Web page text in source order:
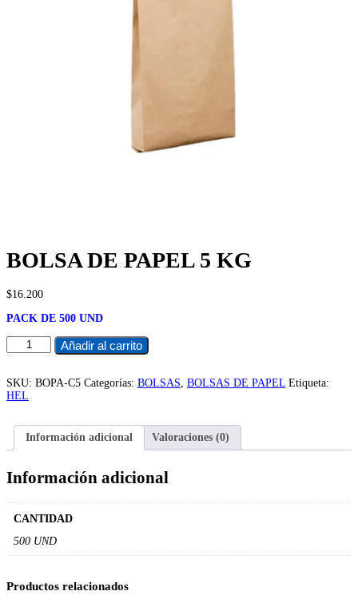
BOLSA DE PAPEL 5 KG
$16.200
PACK DE 500 UND
BOLSA
DE
5
KG
Añadir al carrito
SKU: BOPA-C5 Categorías: BOLSAS BOLSAS DE PAPEL Etiqueta:
HEL
Información adicional Valoraciones (0)
Información adicional
CANTIDAD
500 UND
Productos relacionados